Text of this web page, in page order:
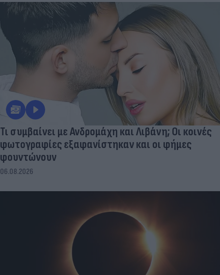
Τι συμβαίνει με Ανδρομάχη και Λιβάνη; Οι κοινές
φωτογραφίες εξαφανίστηκαν και οι φήμες
φουντώνουν
06.08.2026